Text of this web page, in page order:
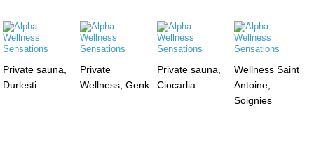
Private sauna,
Durlesti
Private
Wellness, Genk
Private sauna,
Ciocarlia
Wellness Saint
Antoine,
Soignies